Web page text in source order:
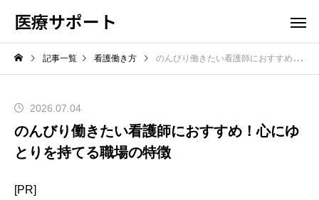
医療サポート
記事一覧 看護働き方 のんびり働きたい看護師におすすめ！心にゆとりを持てる職場の特徴
2026.07.04
のんびり働きたい看護師におすすめ！心にゆ
とりを持てる職場の特徴
[PR]